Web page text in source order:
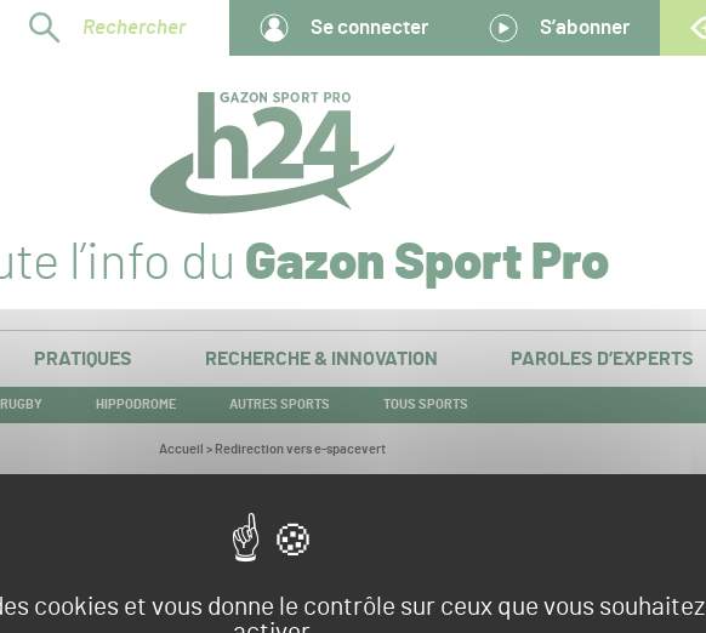
cookies et vous donne le contrôle sur ceux que vous souhaitez
Rechercher Se connecter S’abonner
l’info du Gazon Sport Pro
PRATIQUES RECHERCHE & INNOVATION PAROLES D’EXPERTS
RUGBY HIPPODROME AUTRES SPORTS TOUS SPORTS
Vous
Accueil > Redirection vers e-spacevert
Redirection vers e-spacevert